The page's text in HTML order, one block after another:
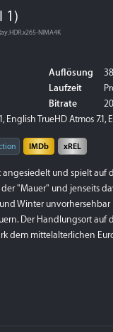
1)
NIMA4K
English TrueHD Atmos 7.1,
Auflösung
Laufzeit
Bitrate
IMDb xREL
und spielt auf
"Mauer" und jenseits
Winter
Der Handlungsort auf
dem mittelalterlichen